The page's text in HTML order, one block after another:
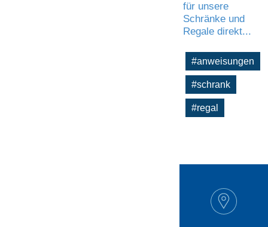
für unsere
Schränke und
Regale direkt...
#anweisungen
#schrank
#regal